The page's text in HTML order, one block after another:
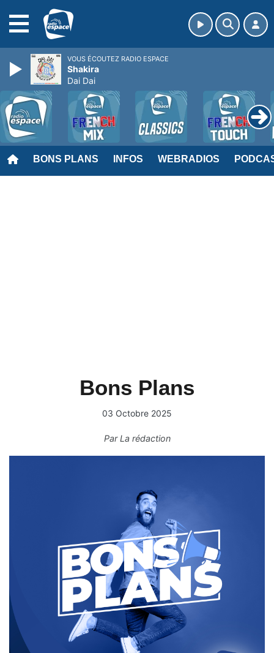
BONS PLANS INFOS WEBRADIOS
Bons Plans
03 Octobre 2025
ParLa rédaction
VOUS ÉCOUTEZ RADIO ESPACE
Shakira
Dai Dai